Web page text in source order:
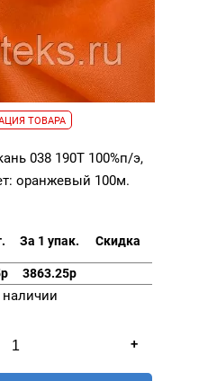
ТОВАРА
038 190Т 100%п/э,
оранжевый 100м.
За 1 упак. Скидка
3863.25р
наличии
+